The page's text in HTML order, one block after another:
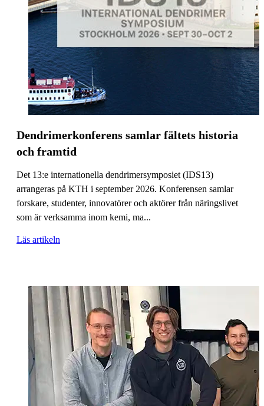
Dendrimerkonferens samlar fältets historia
och framtid
Det 13:e internationella dendrimersymposiet (IDS13)
arrangeras på KTH i september 2026. Konferensen samlar
forskare, studenter, innovatörer och aktörer från näringslivet
som är verksamma inom kemi, ma...
Läs artikeln